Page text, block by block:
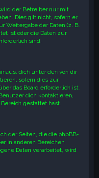
der Betreiber nur mit
Dies gilt nicht, sofern er
Weitergabe der Daten (z. B.
ist oder die Daten zur
sind.
dich unter den von dir
sofern dies zur
das Board erforderlich ist.
dich kontaktieren,
gestattet hast.
der Seiten, die die phpBB-
in anderen Bereichen
Daten verarbeitet, wird